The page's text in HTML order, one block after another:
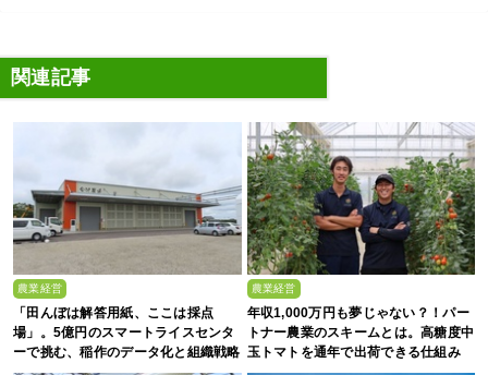
関連記事
農業経営
「田んぼは解答用紙、ここは採点
場」。5億円のスマートライスセンタ
ーで挑む、稲作のデータ化と組織戦略
農業経営
年収1,000万円も夢じゃない？！パー
トナー農業のスキームとは。高糖度中
玉トマトを通年で出荷できる仕組み